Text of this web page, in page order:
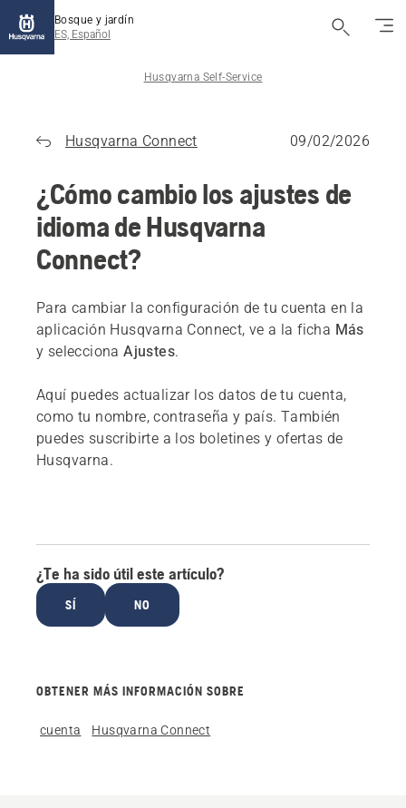
Bosque y jardín
ES, Español
Husqvarna Self-Service
Husqvarna Connect 09/02/2026
¿Cómo cambio los ajustes de
idioma de Husqvarna
Connect?
Para cambiar la configuración de tu cuenta en la
aplicación Husqvarna Connect, ve a la ficha Más
y seleccionaAjustes.
Aquí puedes actualizar los datos de tu cuenta,
como tu nombre, contraseña y país. También
puedes suscribirte a los boletines y ofertas de
Husqvarna.
¿Te ha sido útil este artículo?
SÍ NO
OBTENER MÁS INFORMACIÓN SOBRE
cuenta Husqvarna Connect